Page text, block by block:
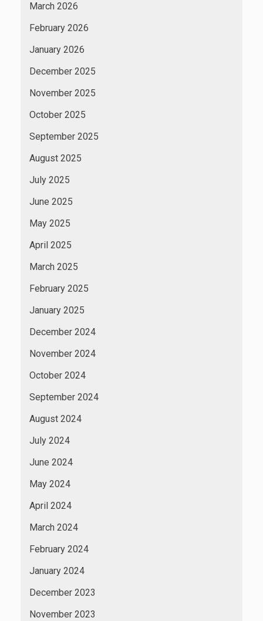
March 2026
February 2026
January 2026
December 2025
November 2025
October 2025
September 2025
August 2025
July 2025
June 2025
May 2025
April 2025
March 2025
February 2025
January 2025
December 2024
November 2024
October 2024
September 2024
August 2024
July 2024
June 2024
May 2024
April 2024
March 2024
February 2024
January 2024
December 2023
November 2023